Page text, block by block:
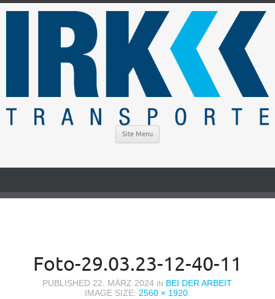
Site Menu
Foto-29.03.23-12-40-11
PUBLISHED22. MÄRZ 2024 IN BEI DER ARBEIT
IMAGE SIZE: 2560 × 1920.